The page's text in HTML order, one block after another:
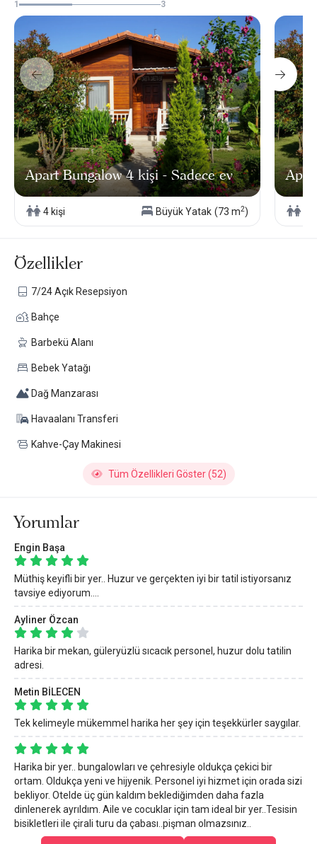
1 3
Apart Bungalow 4 kişi - Sadece ev
4 kişi Büyük Yatak (73 m2)
Özellikler
7/24 Açık Resepsiyon
Bahçe
Barbekü Alanı
Bebek Yatağı
Dağ Manzarası
Havaalanı Transferi
Kahve-Çay Makinesi
Tüm Özellikleri Göster (52)
Yorumlar
Engin Başa
Müthiş keyifli bir yer.. Huzur ve gerçekten iyi bir tatil istiyorsanız
tavsiye ediyorum....
Ayliner Özcan
Harika bir mekan, güleryüzlü sıcacık personel, huzur dolu tatilin
adresi.
Metin BİLECEN
Tek kelimeyle mükemmel harika her şey için teşekkürler saygılar.
Harika bir yer.. bungalowları ve çehresiyle oldukça çekici bir
ortam. Oldukça yeni ve hijyenik. Personel iyi hizmet için orada sizi
bekliyor. Otelde üç gün kaldım beklediğimden daha fazla
dinlenerek ayrıldım. Aile ve cocuklar için tam ideal bir yer..Tesisin
bisikletleri ile çirali turu da çabası..pişman olmazsınız..